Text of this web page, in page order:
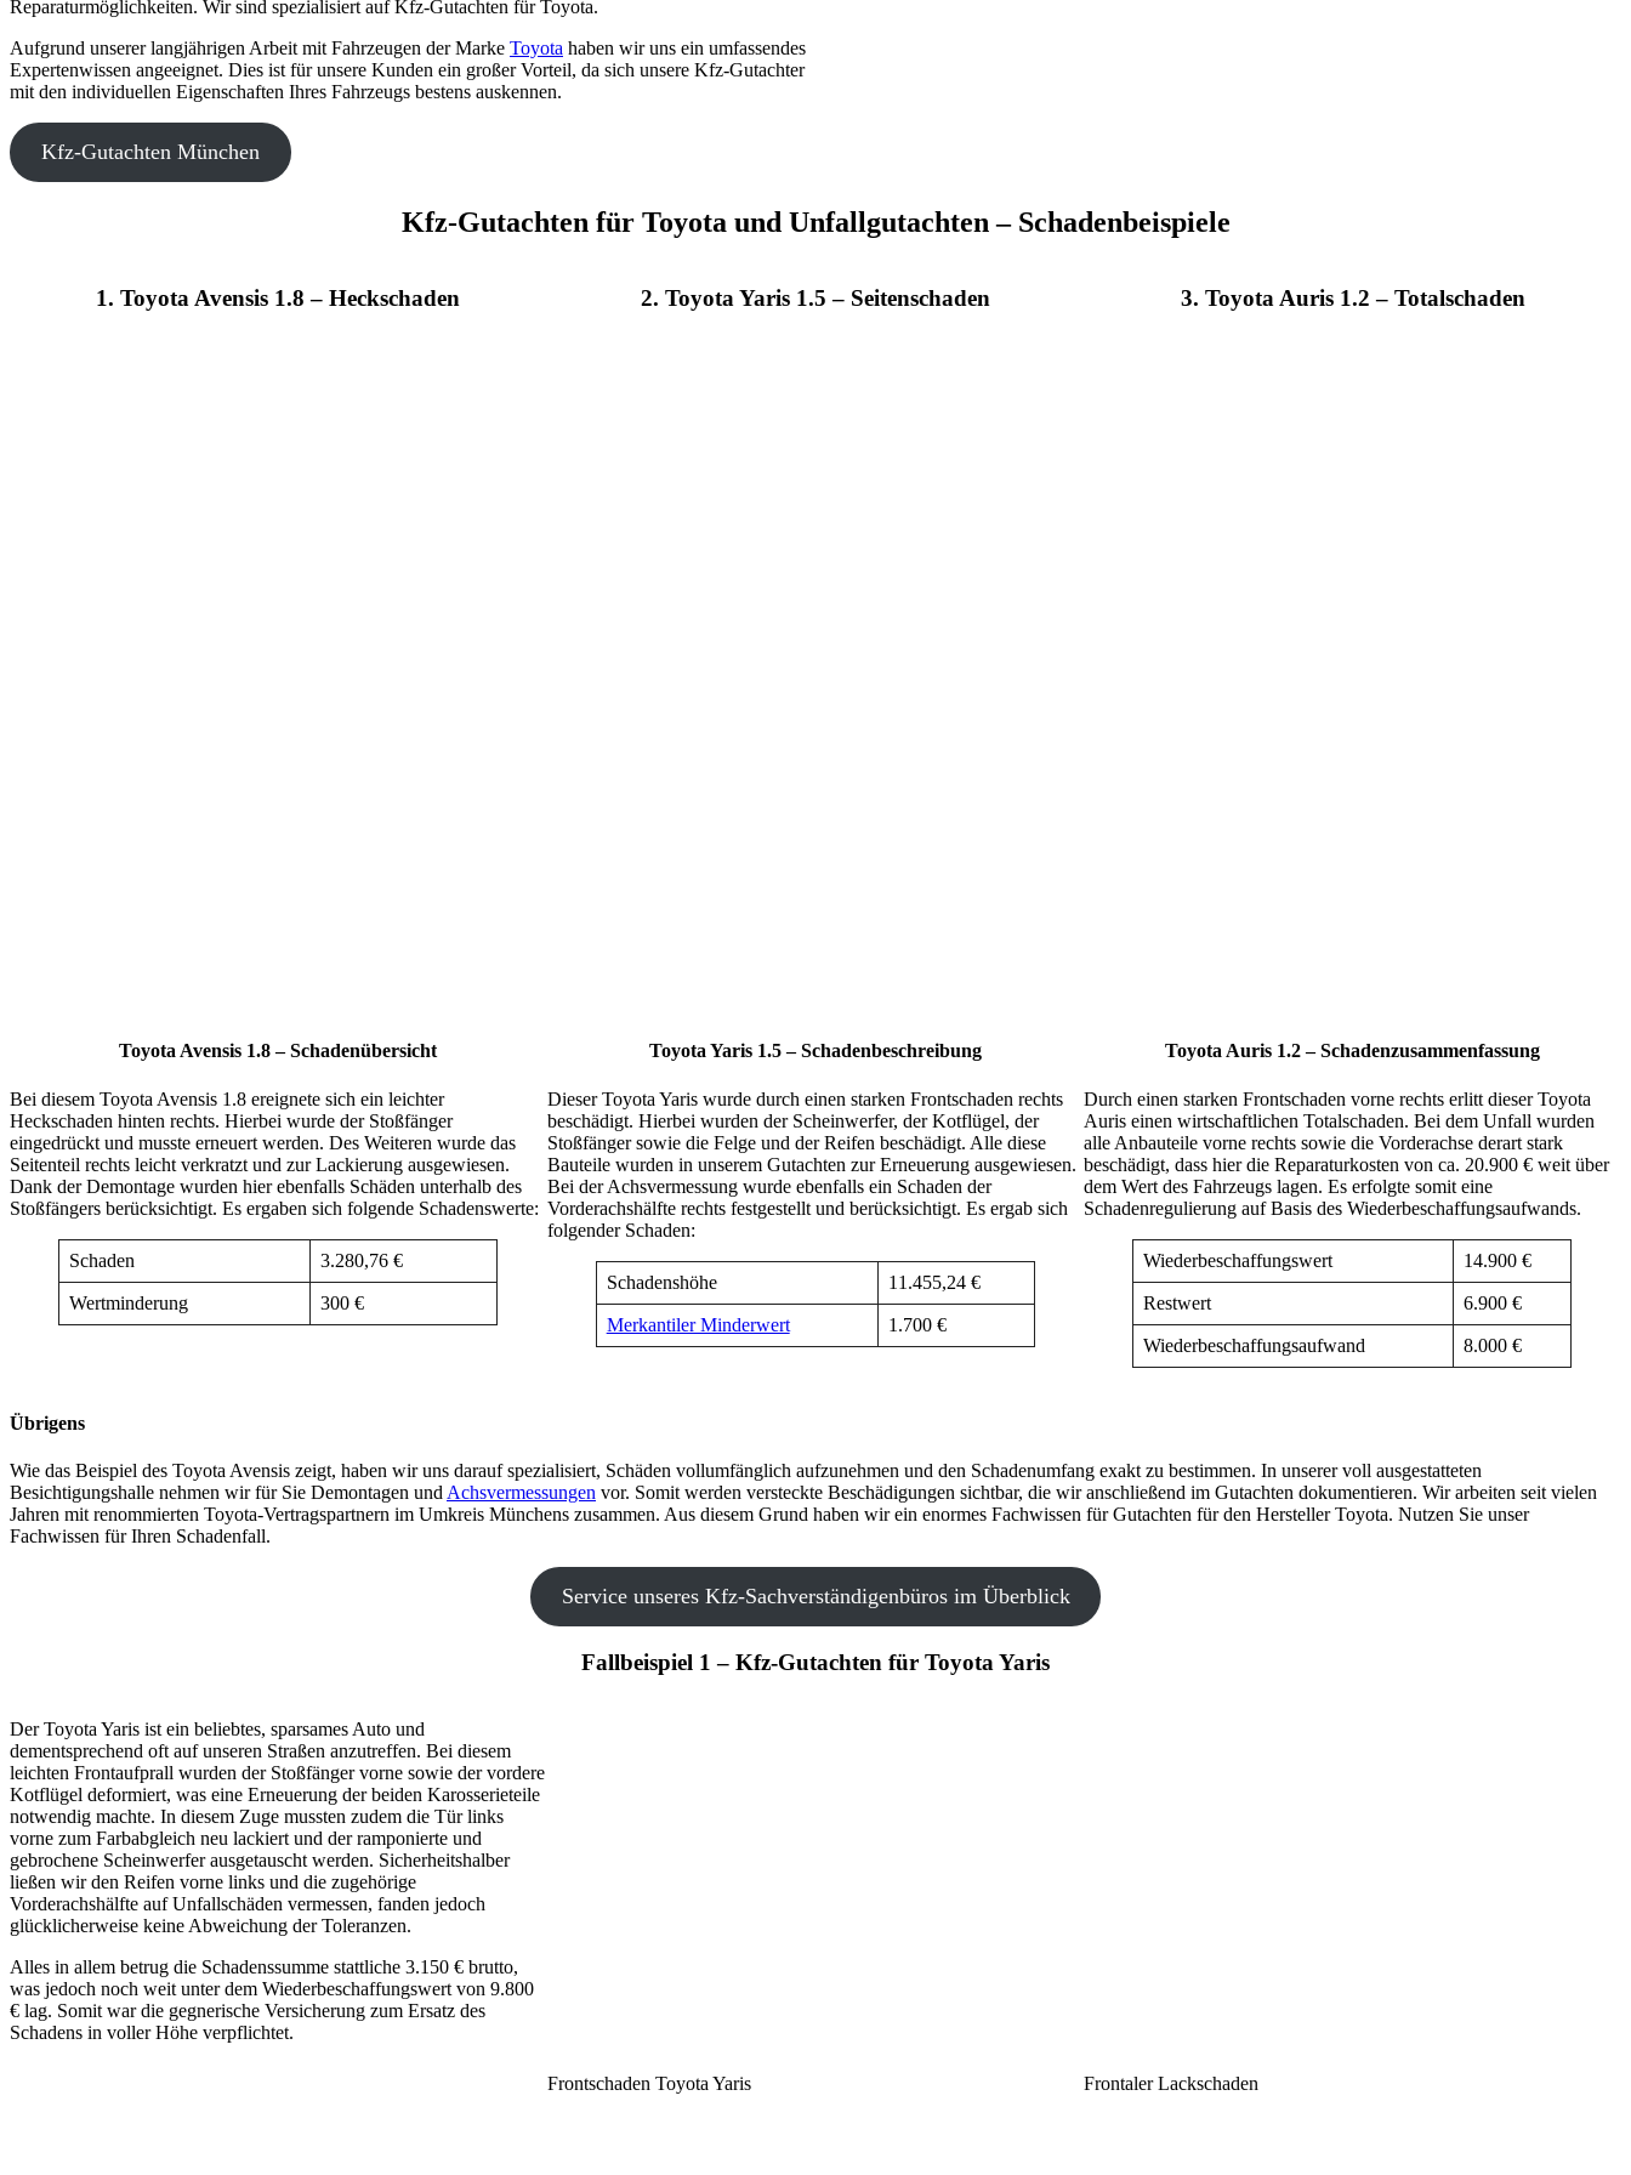
Reparaturmöglichkeiten. Wir sind spezialisiert auf Kfz-Gutachten für Toyota.
Aufgrund unserer langjährigen Arbeit mit Fahrzeugen der Marke Toyota haben wir uns ein umfassendes
Expertenwissen angeeignet. Dies ist für unsere Kunden ein großer Vorteil, da sich unsere Kfz-Gutachter
mit den individuellen Eigenschaften Ihres Fahrzeugs bestens auskennen.
Kfz-Gutachten München
Kfz-Gutachten für Toyota und Unfallgutachten – Schadenbeispiele
1. Toyota Avensis 1.8 – Heckschaden
Toyota Avensis 1.8 – Schadenübersicht
Bei diesem Toyota Avensis 1.8 ereignete sich ein leichter
Heckschaden hinten rechts. Hierbei wurde der Stoßfänger
eingedrückt und musste erneuert werden. Des Weiteren wurde das
Seitenteil rechts leicht verkratzt und zur Lackierung ausgewiesen.
Dank der Demontage wurden hier ebenfalls Schäden unterhalb des
Stoßfängers berücksichtigt. Es ergaben sich folgende Schadenswerte:
Schaden 3.280,76 €
Wertminderung 300 €
2. Toyota Yaris 1.5 – Seitenschaden
Toyota Yaris 1.5 – Schadenbeschreibung
Dieser Toyota Yaris wurde durch einen starken Frontschaden rechts
beschädigt. Hierbei wurden der Scheinwerfer, der Kotflügel, der
Stoßfänger sowie die Felge und der Reifen beschädigt. Alle diese
Bauteile wurden in unserem Gutachten zur Erneuerung ausgewiesen.
Bei der Achsvermessung wurde ebenfalls ein Schaden der
Vorderachshälfte rechts festgestellt und berücksichtigt. Es ergab sich
folgender Schaden:
Schadenshöhe 11.455,24 €
Merkantiler Minderwert 1.700 €
3. Toyota Auris 1.2 – Totalschaden
Toyota Auris 1.2 – Schadenzusammenfassung
Durch einen starken Frontschaden vorne rechts erlitt dieser Toyota
Auris einen wirtschaftlichen Totalschaden. Bei dem Unfall wurden
alle Anbauteile vorne rechts sowie die Vorderachse derart stark
beschädigt, dass hier die Reparaturkosten von ca. 20.900 € weit über
dem Wert des Fahrzeugs lagen. Es erfolgte somit eine
Schadenregulierung auf Basis des Wiederbeschaffungsaufwands.
Wiederbeschaffungswert 14.900 €
Restwert 6.900 €
Wiederbeschaffungsaufwand 8.000 €
Übrigens
Wie das Beispiel des Toyota Avensis zeigt, haben wir uns darauf spezialisiert, Schäden vollumfänglich aufzunehmen und den Schadenumfang exakt zu bestimmen. In unserer voll ausgestatteten
Besichtigungshalle nehmen wir für Sie Demontagen und Achsvermessungen vor. Somit werden versteckte Beschädigungen sichtbar, die wir anschließend im Gutachten dokumentieren. Wir arbeiten seit vielen
Jahren mit renommierten Toyota-Vertragspartnern im Umkreis Münchens zusammen. Aus diesem Grund haben wir ein enormes Fachwissen für Gutachten für den Hersteller Toyota. Nutzen Sie unser
Fachwissen für Ihren Schadenfall.
Service unseres Kfz-Sachverständigenbüros im Überblick
Fallbeispiel 1 – Kfz-Gutachten für Toyota Yaris
Der Toyota Yaris ist ein beliebtes, sparsames Auto und
dementsprechend oft auf unseren Straßen anzutreffen. Bei diesem
leichten Frontaufprall wurden der Stoßfänger vorne sowie der vordere
Kotflügel deformiert, was eine Erneuerung der beiden Karosserieteile
notwendig machte. In diesem Zuge mussten zudem die Tür links
vorne zum Farbabgleich neu lackiert und der ramponierte und
gebrochene Scheinwerfer ausgetauscht werden. Sicherheitshalber
ließen wir den Reifen vorne links und die zugehörige
Vorderachshälfte auf Unfallschäden vermessen, fanden jedoch
glücklicherweise keine Abweichung der Toleranzen.
Alles in allem betrug die Schadenssumme stattliche 3.150 € brutto,
was jedoch noch weit unter dem Wiederbeschaffungswert von 9.800
€ lag. Somit war die gegnerische Versicherung zum Ersatz des
Schadens in voller Höhe verpflichtet.
Frontschaden Toyota Yaris Frontaler Lackschaden